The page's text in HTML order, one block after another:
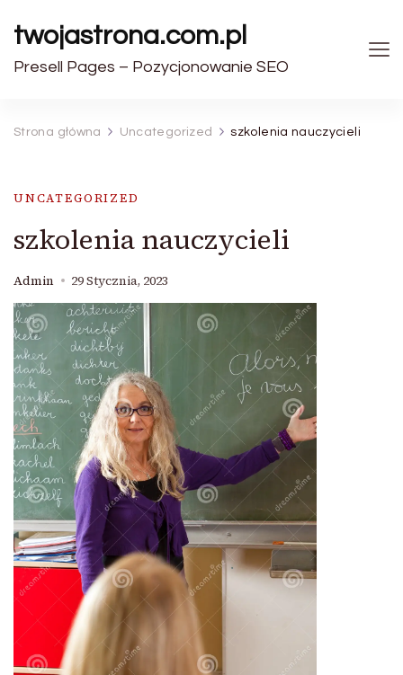
twojastrona.com.pl
Presell Pages – Pozycjonowanie SEO
Strona główna Uncategorized szkolenia nauczycieli
UNCATEGORIZED
szkolenia nauczycieli
Admin 29 Stycznia, 2023